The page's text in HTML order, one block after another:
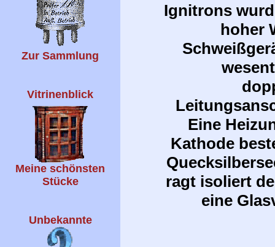
Zur Sammlung
Vitrinenblick
Meine schönsten
Stücke
Unbekannte
Ignitrons
hoher
Eine
Kathode
ragt isoliert
eine